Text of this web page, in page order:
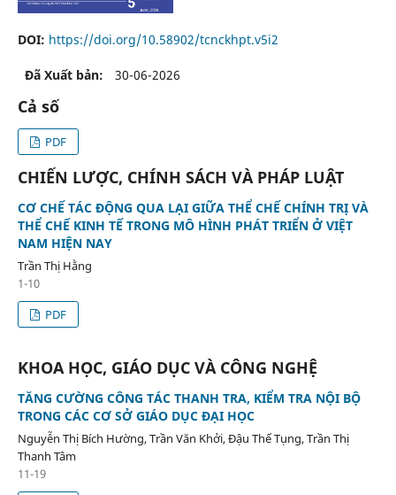
DOI: https://doi.org/10.58902/tcnckhpt.v5i2
Đã Xuất bản: 30-06-2026
Cả số
PDF
CHIẾN LƯỢC, CHÍNH SÁCH VÀ PHÁP LUẬT
CƠ CHẾ TÁC ĐỘNG QUA LẠI GIỮA THỂ CHẾ CHÍNH TRỊ VÀ
THỂ CHẾ KINH TẾ TRONG MÔ HÌNH PHÁT TRIỂN Ở VIỆT
NAM HIỆN NAY
Trần Thị Hằng
1-10
PDF
KHOA HỌC, GIÁO DỤC VÀ CÔNG NGHỆ
TĂNG CƯỜNG CÔNG TÁC THANH TRA, KIỂM TRA NỘI BỘ
TRONG CÁC CƠ SỞ GIÁO DỤC ĐẠI HỌC
Nguyễn Thị Bích Hường, Trần Văn Khởi, Đậu Thế Tụng, Trần Thị
Thanh Tâm
11-19